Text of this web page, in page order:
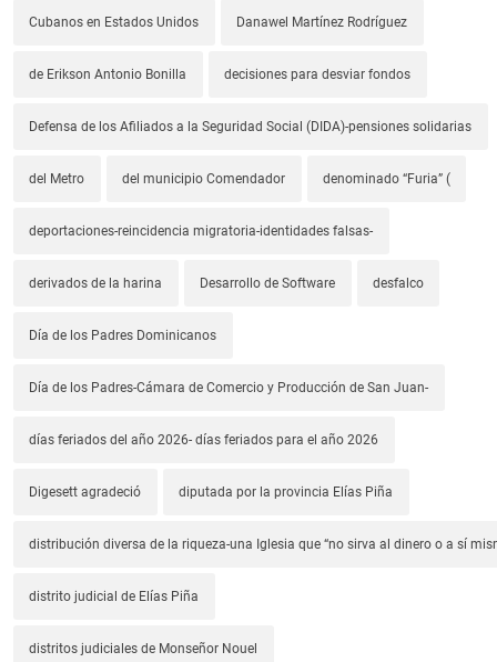
Cubanos en Estados Unidos Danawel Martínez Rodríguez
de Erikson Antonio Bonilla decisiones para desviar fondos
Defensa de los Afiliados a la Seguridad Social (DIDA)-pensiones solidarias
del Metro del municipio Comendador denominado “Furia” (
deportaciones-reincidencia migratoria-identidades falsas-
derivados de la harina Desarrollo de Software desfalco
Día de los Padres Dominicanos
Día de los Padres-Cámara de Comercio y Producción de San Juan-
días feriados del año 2026- días feriados para el año 2026
Digesett agradeció diputada por la provincia Elías Piña
distribución diversa de la riqueza-una Iglesia que “no sirva al dinero o a sí
distrito judicial de Elías Piña
distritos judiciales de Monseñor Nouel